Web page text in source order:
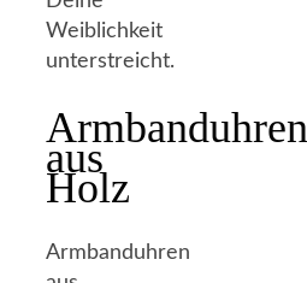
Weiblichkeit
unterstreicht.
Armbanduhren
aus
Holz
Armbanduhren